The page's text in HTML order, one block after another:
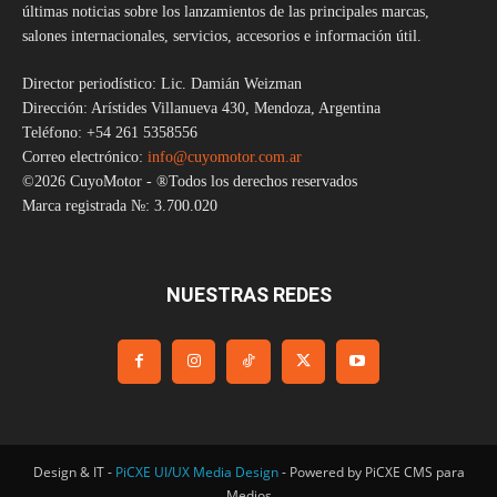
últimas noticias sobre los lanzamientos de las principales marcas,
salones internacionales, servicios, accesorios e información útil.
Director periodístico: Lic. Damián Weizman
Dirección: Arístides Villanueva 430, Mendoza, Argentina
Teléfono: +54 261 5358556
Correo electrónico: info@cuyomotor.com.ar
©2026 CuyoMotor - ®Todos los derechos reservados
Marca registrada №: 3.700.020
NUESTRAS REDES
Design & IT - PiCXE UI/UX Media Design- Powered by PiCXE CMS para